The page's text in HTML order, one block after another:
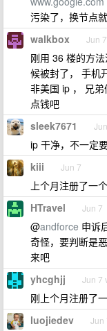
污染了，换节点就
walkbox Jun 7
刚用 36 楼的方
候被封了， 手机
非美国 ip ， 兄
点钱吧
sleek7671
ip 干净，不一定
kiii Jun 7
上个月注册了一
HTravel Jun 7
@andforce 申诉
奇怪，要判断是
来吧
yhcghjj Jun 7
刚上个月注册了
luojiedev Jun